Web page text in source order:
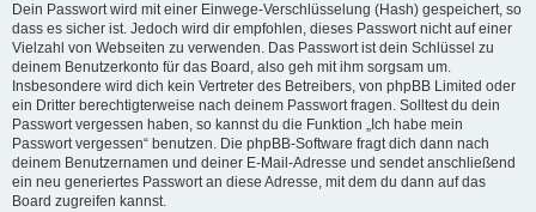
Dein Passwort wird mit einer Einwege-Verschlüsselung (Hash) gespeichert, so
dass es sicher ist. Jedoch wird dir empfohlen, dieses Passwort nicht auf einer
Vielzahl von Webseiten zu verwenden. Das Passwort ist dein Schlüssel zu
deinem Benutzerkonto für das Board, also geh mit ihm sorgsam um.
Insbesondere wird dich kein Vertreter des Betreibers, von phpBB Limited oder
ein Dritter berechtigterweise nach deinem Passwort fragen. Solltest du dein
Passwort vergessen haben, so kannst du die Funktion „Ich habe mein
Passwort vergessen“ benutzen. Die phpBB-Software fragt dich dann nach
deinem Benutzernamen und deiner E-Mail-Adresse und sendet anschließend
ein neu generiertes Passwort an diese Adresse, mit dem du dann auf das
Board zugreifen kannst.